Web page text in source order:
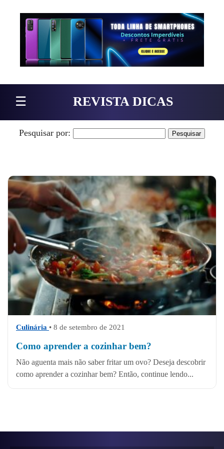
Pular para o conteúdo
☰ REVISTA DICAS
Pesquisar por:
Culinária • 8 de setembro de 2021
Como aprender a cozinhar bem?
Não aguenta mais não saber fritar um ovo? Deseja descobrir
como aprender a cozinhar bem? Então, continue lendo...